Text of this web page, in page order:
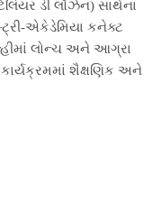
ડી લૌઝેન) સાથેના
એકેડેમિયા કનેક્ટ
લોન્ચ અને આગ્રા
શૈક્ષણિક અને